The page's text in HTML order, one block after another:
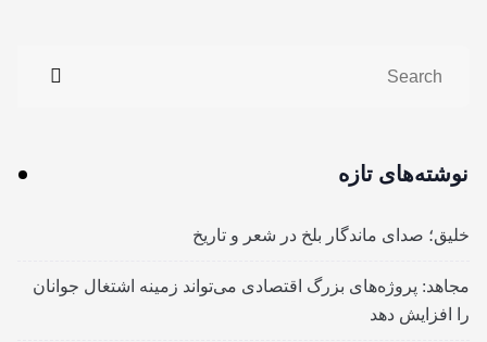
نوشته‌های تازه
خلیق؛ صدای ماندگار بلخ در شعر و تاریخ
مجاهد: پروژه‌های بزرگ اقتصادی می‌تواند زمینه اشتغال جوانان
را افزایش دهد